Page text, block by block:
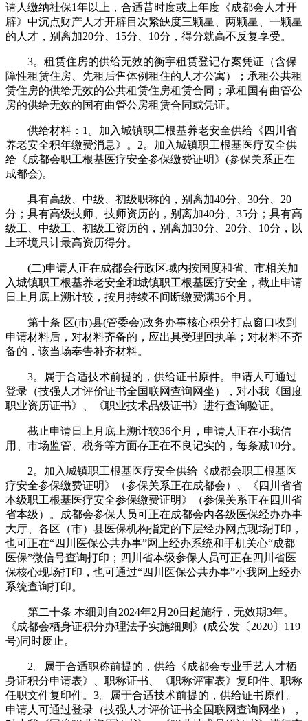
请人缴纳社保1年以上，合适昔时度或上年度《成都会人才开
辟》中沉点财产人才开辟目次紧缺度三颗星、两颗星、一颗星
的人才，别离加20分、15分、10分，得分就高不反复享受。
3。租赁住房的供给无效的衡宇租赁登记存案凭证（含保
障性租赁住房、先租后售体例租住的人才公寓）；承租公共租
赁住房的供给无效的公共租赁住房租赁合同；承租国有曲管公
房的供给无效的国有曲管公房租赁合同或凭证。
供给材料：1。加入城镇职工根基养老安全供给《四川省
养老安全积年缴费消息》。2。加入城镇职工根基医疗安全供
给《成都会职工根基医疗安全参保缴费证明》(参保关系正在
成都会)。
具有高级、中级、初级职称的，别离加40分、30分、20
分；具有高级技师、技师资历的，别离加40分、35分；具有高
级工、中级工、初级工资历的，别离加30分、20分、10分，以
上环境只计最高资历得分。
(二)申请人正在成都会行政区域内按国度和省、市相关加
入城镇职工根基养老安全和城镇职工根基医疗安全，截止申请
日上月底上溯计较，按月持续不间断缴费满36个月。
第十条 区(市)县(管委会)政务办事核心积分打点窗口收到
申请材料后，对材料齐备的，应出具受理回执单；对材料不齐
备的，该当场奉告补齐材料。
3。属于合适技术前提的，供给证书原件。申请人可通过
登录（技强人才评价证书全国联网查询网坐），对小我《国度
职业资历证书》、《职业技术品级证书》进行查询验证。
截止申请日上月底上溯计较36个月，申请人正在小我信
用、市场监管、税务等方面存正在不良记实的，每条减10分。
2。加入城镇职工根基医疗安全供给《成都会职工根基医
疗安全参保缴费证明》（参保关系正在成都会）、《四川省省
本级职工根基医疗安全参保缴费证明》（参保关系正在四川省
省本级）。成都会参保人员可正在成都会内各级医保经办办事
大厅、各区（市）县医保机构指定的下层经办网点现场打印，
也可正在“四川医保公共办事”网上经办系统和手机关心“成都
医保”微信号查询打印；四川省本级参保人员可正在四川省医
保核心现场打印，也可通过“四川医保公共办事”小我网上经办
系统查询打印。
第二十条 本细则自2024年2月20日起施行，无效期3年。
《成都会栖身证积分办理法子实施细则》(成公发〔2020〕119
号)同时废止。
2。属于合适职称前提的，供给《成都会专业手艺人才栖
身证积分申请表》、职称证书、《职称评审表》复印件、职称
任职文件复印件。3。属于合适技术前提的，供给证书原件。
申请人可通过登录（技强人才评价证书全国联网查询网坐），